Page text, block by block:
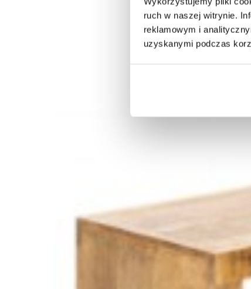
ruch w naszej witrynie.
reklamowym i
uzyskanymi podczas